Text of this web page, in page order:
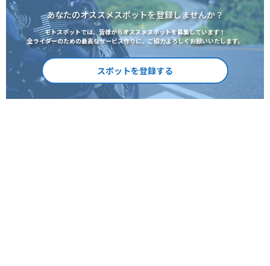
あなたのオススメスポットを登録しませんか？
モトスポットでは、皆様からオススメスポットを募集しています！
全ライダーのための最高なサービス作りに、ご協力よろしくお願いいたします。
スポットを登録する